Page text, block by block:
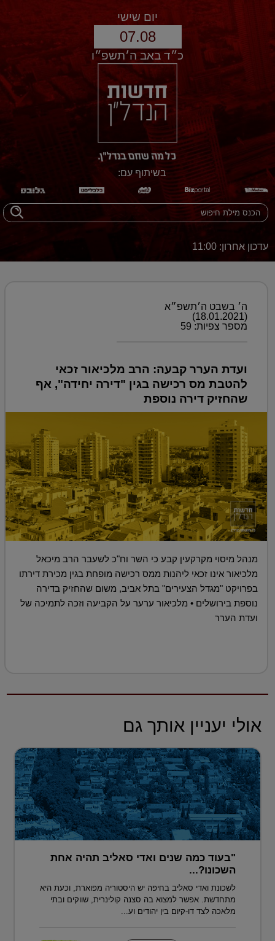
יום שישי
07.08
כ״ד באב ה׳תשפ״ו
בשיתוף עם:
עדכון אחרון: 11:00
ה׳ בשבט ה׳תשפ״א
(18.01.2021)
מספר צפיות: 59
ועדת הערר קבעה: הרב מלכיאור זכאי
להטבת מס רכישה בגין "דירה יחידה", אף
שהחזיק דירה נוספת
מנהל מיסוי מקרקעין קבע כי השר וח"כ לשעבר הרב מיכאל
מלכיאור אינו זכאי ליהנות ממס רכישה מופחת בגין מכירת דירתו
בפרויקט "מגדל הצעירים" בתל אביב, משום שהחזיק בדירה
נוספת בירושלים • מלכיאור ערער על הקביעה וזכה לתמיכה של
ועדת הערר
אולי יעניין אותך גם
"בעוד כמה שנים ואדי סאליב תהיה אחת
השכונו?...
לשכונת ואדי סאליב בחיפה יש היסטוריה מפוארת, וכעת היא
מתחדשת. אפשר למצוא בה סצנה קולינרית, שווקים ובתי
מלאכה לצד דו-קיום בין יהודים וע...